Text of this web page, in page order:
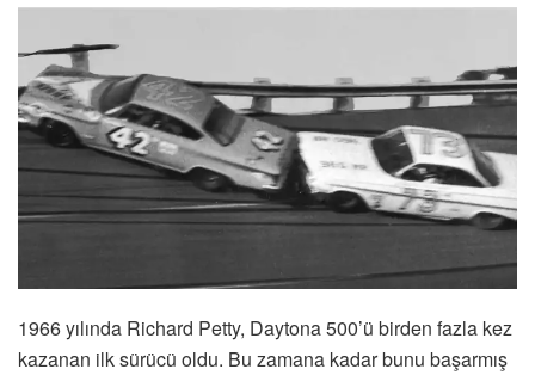
1966 yılında Richard Petty, Daytona 500’ü birden fazla kez
kazanan ilk sürücü oldu. Bu zamana kadar bunu başarmış